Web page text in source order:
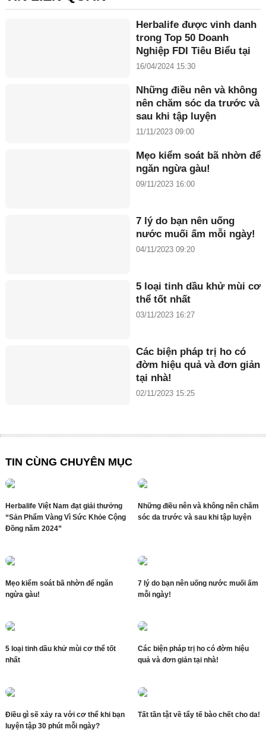
Herbalife được vinh danh
trong Top 50 Doanh
Nghiệp FDI Tiêu Biểu tại
Việt Nam ở Giải thưởng
16/04/2024 15:30
Những điều nên và không
nên chăm sóc da trước và
sau khi tập luyện
11/11/2023 09:00
Mẹo kiểm soát bã nhờn để
ngăn ngừa gàu!
09/11/2023 16:00
7 lý do bạn nên uống
nước muối ấm mỗi ngày!
04/11/2023 09:20
5 loại tinh dầu khử mùi cơ
thể tốt nhất
03/11/2023 16:27
Các biện pháp trị ho có
đờm hiệu quả và đơn giản
tại nhà!
02/11/2023 15:25
TIN CÙNG CHUYÊN MỤC
Herbalife Việt Nam đạt giải thưởng
“Sản Phẩm Vàng Vì Sức Khỏe Cộng
Đồng năm 2024”
Những điều nên và không nên chăm
sóc da trước và sau khi tập luyện
Mẹo kiểm soát bã nhờn để ngăn
ngừa gàu!
7 lý do bạn nên uống nước muối ấm
mỗi ngày!
5 loại tinh dầu khử mùi cơ thể tốt
nhất
Các biện pháp trị ho có đờm hiệu
quả và đơn giản tại nhà!
Điều gì sẽ xảy ra với cơ thể khi bạn
luyện tập 30 phút mỗi ngày?
Tất tần tật về tẩy tế bào chết cho da!